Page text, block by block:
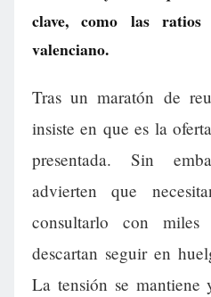
clave, como las
valenciano.
Tras un maratón de
insiste en que es la
presentada. Sin
advierten que
consultarlo con
descartan seguir en
La tensión se